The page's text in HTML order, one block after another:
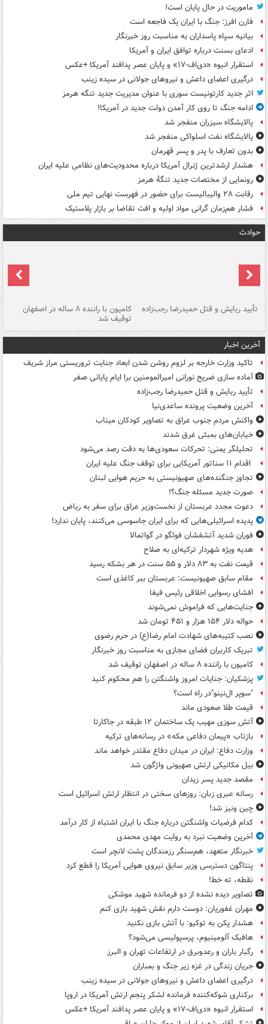
ماموریت در حال پایان است!
فارن افرز: جنگ با ایران یک فاجعه است
بیانیه سپاه پاسداران به مناسبت روز خبرنگار
ادعای بسنت درباره توافق ایران و آمریکا
استقرار انبوه «دی‌اف‑۱۷» و پایان عصر پدافند آمریکا +عکس
درگیری اعضای داعش و نیروهای جولانی در سیده زینب
اثر جدید کارتونیست سوری با عنوان مدیریت جدید تنگه هرمز
ادامه جنگ تا روی کار آمدن دولت جدید در آمریکا!
پالایشگاه سیزران منفجر شد
پالایشگاه نفت اسلواکی منفجر شد
بدون تعارف با پدر و پسر قهرمان
هشدار ارشدترین ژنرال آمریکا درباره محدودیت‌های نظامی علیه ایران
رونمایی از مختصات جدید تنگۀ هرمز
رقابت ۲۸ والیبالیست برای حضور در فهرست نهایی تیم ملی
فشار هم‌زمان گرانی مواد اولیه و افت تقاضا بر بازار پلاستیک
حوادث
تأیید ربایش و قتل حمیدرضا رجب‌زاده کامیون با راننده ۸ ساله در اصفهان
توقیف شد
آخرین اخبار
تاکید وزارت خارجه بر لزوم روشن شدن ابعاد جنایت تروریستی مراز شریف
آماده سازی ضریح نورانی امیرالمومنین برا ایام پایانی صفر
تأیید ربایش و قتل حمیدرضا رجب‌زاده
آخرین وضعیت پرونده ساعدی‌نیا
واکنش مردم جنوب عراق به تصاویر کودکان میناب
خیابان‌های بمبئی غرق شدند
تحلیلگر یمنی: تحرکات سعودی‌ها به دقت رصد می‌شود
اقدام ۱۱ سناتور آمریکایی برای توقف جنگ علیه ایران
تجاوز جنگنده‌های صهیونیستی به حریم هوایی لبنان
صورت جدید مسئله جنگ؟!
دعوت مجدد عربستان از نخست‌وزیر عراق برای سفر به ریاض
پدیده اسرائیلی‌هایی که برای ایران جاسوسی می‌کنند، پایان ندارد!
فوران شدید آتشفشان فوئگو در گواتمالا
هدیه ویژه شهردار ترکیه‌ای به صلاح
قیمت نفت به ۸۳ دلار و ۵۵ سنت در هر بشکه رسید
مقام سابق صهیونیست: عربستان ببر کاغذی است
افشای رسوایی اخلاقی رئیس فیفا
جنایت‌هایی که فراموش نمی‌شوند
حواله دلار ۱۵۴ هزار و ۴۵۱ تومان شد
نصب کتیبه‌های شهادت امام رضا(ع) در حرم رضوی
تبریک کاربران فضای مجازی به مناسبت روز خبرنگار
کامیون با راننده ۸ ساله در اصفهان توقیف شد
پزشکیان: جنایات امروز واشنگتن را هم محکوم کنید
"سوپر ال‌نینو"در راه است؟
قیمت طلا صعودی ماند
آتش سوزی مهیب یک ساختمان ۱۲ طبقه در جاکارتا
بازتاب «پیمان دفاعی مکه» در رسانه‌های ترکیه
وزارت دفاع: ایران در میدان دفاع مقتدر خواهد ماند
بیل مکانیکی ارتش صهیونی واژگون شد
مقصد جدید پسر زیدان
رسانه عبری زبان: روزهای سختی در انتظار ارتش اسرائیل است
چین ونیز شد!
کدام فرضیات واشنگتن درباره جنگ با ایران اشتباه از کار درآمد
آخرین وضعیت نبرد به روایت مهدی محمدی
خبرنگار متعهد، هم‌سنگر رزمندگان پشت لانچر است
پنتاگون دسترسی وزیر سابق نیروی هوایی آمریکا را قطع کرد
نقطه، ته خط!
تصاویر دیده‌ نشده از دو فرمانده شهید موشکی
مهران غفوریان: دوست دارم نقش شهید بازی کنم
هشدار پکن به توکیو: با آتش بازی نکنید
هافبک آلومینیوم، پرسپولیسی می‌شود؟
رگبار باران و رعدوبرق در ارتفاعات تهران و البرز
جریان زندگی در غزه زیر جنگ و بمباران
درگیری اعضای داعش و نیروهای جولانی در سیده زینب
برکناری شوکه‌کننده فرمانده لشکر پنجم ارتش آمریکا در اروپا
استقرار انبوه «دی‌اف‑۱۷» و پایان عصر پدافند آمریکا +عکس